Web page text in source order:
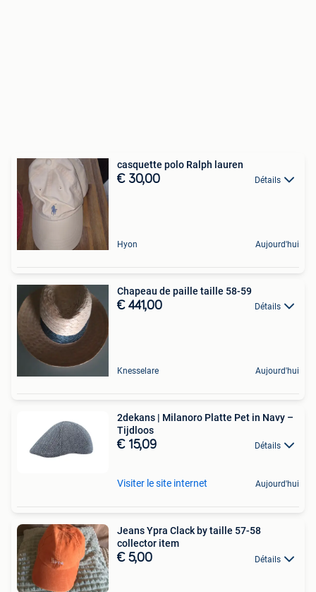
casquette polo Ralph lauren
€ 30,00 Détails
Hyon Aujourd'hui
Chapeau de paille taille 58-59
€ 441,00 Détails
Knesselare Aujourd'hui
2dekans | Milanoro Platte Pet in Navy –
Tijdloos
€ 15,09 Détails
Visiter le site internet Aujourd'hui
Jeans Ypra Clack by taille 57-58
collector item
€ 5,00 Détails